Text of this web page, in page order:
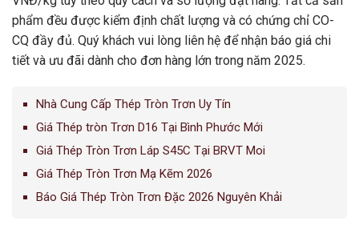
phẩm đều được kiểm định chất lượng và có chứng chỉ CO-
CQ đầy đủ. Quý khách vui lòng liên hệ để nhận báo giá chi
tiết và ưu đãi dành cho đơn hàng lớn trong năm 2025.
Nhà Cung Cấp Thép Tròn Trơn Uy Tín
Giá Thép tròn Trơn D16 Tại Bình Phước Mới
Giá Thép Tròn Trơn Láp S45C Tại BRVT Moi
Giá Thép Tròn Trơn Mạ Kẽm 2026
Báo Giá Thép Tròn Trơn Đặc 2026 Nguyên Khải